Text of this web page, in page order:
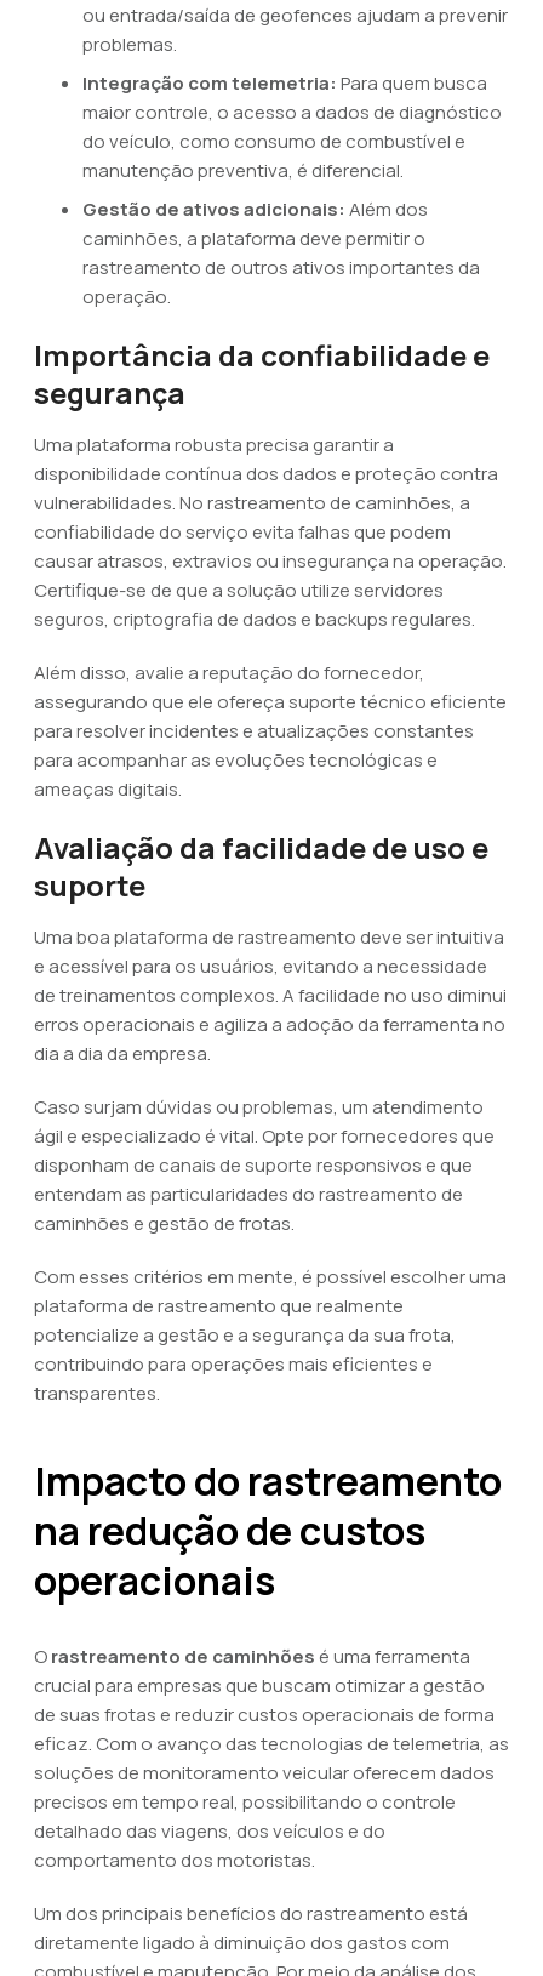
ou entrada/saída de geofences ajudam a prevenir
problemas.
Integração com telemetria: Para quem busca
maior controle, o acesso a dados de diagnóstico
do veículo, como consumo de combustível e
manutenção preventiva, é diferencial.
Gestão de ativos adicionais: Além dos
caminhões, a plataforma deve permitir o
rastreamento de outros ativos importantes da
operação.
Importância da confiabilidade e
segurança
Uma plataforma robusta precisa garantir a
disponibilidade contínua dos dados e proteção contra
vulnerabilidades. No rastreamento de caminhões, a
confiabilidade do serviço evita falhas que podem
causar atrasos, extravios ou insegurança na operação.
Certifique-se de que a solução utilize servidores
seguros, criptografia de dados e backups regulares.
Além disso, avalie a reputação do fornecedor,
assegurando que ele ofereça suporte técnico eficiente
para resolver incidentes e atualizações constantes
para acompanhar as evoluções tecnológicas e
ameaças digitais.
Avaliação da facilidade de uso e
suporte
Uma boa plataforma de rastreamento deve ser intuitiva
e acessível para os usuários, evitando a necessidade
de treinamentos complexos. A facilidade no uso diminui
erros operacionais e agiliza a adoção da ferramenta no
dia a dia da empresa.
Caso surjam dúvidas ou problemas, um atendimento
ágil e especializado é vital. Opte por fornecedores que
disponham de canais de suporte responsivos e que
entendam as particularidades do rastreamento de
caminhões e gestão de frotas.
Com esses critérios em mente, é possível escolher uma
plataforma de rastreamento que realmente
potencialize a gestão e a segurança da sua frota,
contribuindo para operações mais eficientes e
transparentes.
Impacto do rastreamento
na redução de custos
operacionais
Orastreamento de caminhões é uma ferramenta
crucial para empresas que buscam otimizar a gestão
de suas frotas e reduzir custos operacionais de forma
eficaz. Com o avanço das tecnologias de telemetria, as
soluções de monitoramento veicular oferecem dados
precisos em tempo real, possibilitando o controle
detalhado das viagens, dos veículos e do
comportamento dos motoristas.
Um dos principais benefícios do rastreamento está
diretamente ligado à diminuição dos gastos com